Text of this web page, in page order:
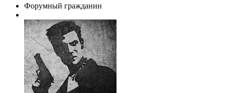
Форумный гражданин